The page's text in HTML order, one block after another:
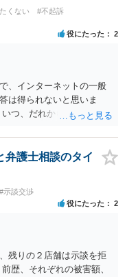
くない
#不起訴
役にたった 2
、インターネットの一般
は得られないと思いま
つ、だれからどのような
て、お近くで詳細な法律
方がよいと思われます。
レコーダーを持参して取
す。
弁護士相談のタイ
#示談交渉
役にたった 2
残りの２店舗は示談を拒
歴、それぞれの被害額、